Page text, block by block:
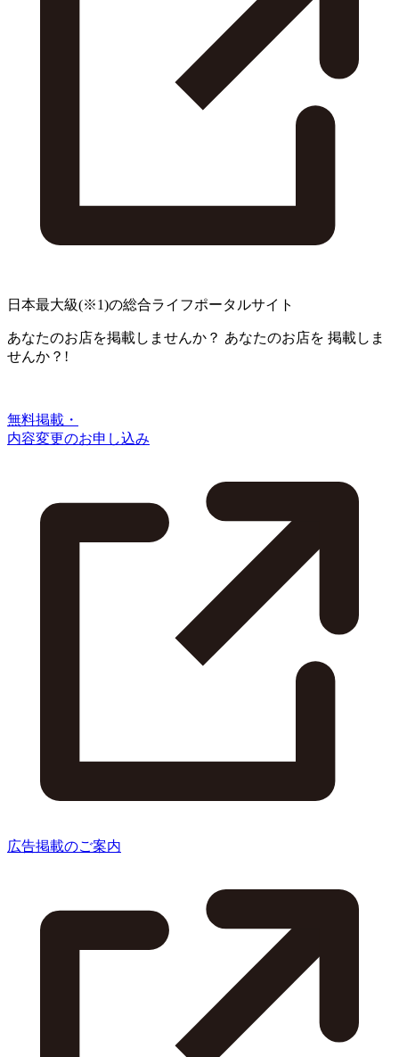
日本最大級(※1)の総合ライフポータルサイト
あなたのお店を掲載しませんか？ あなたのお店を 掲載しま
せんか？!
無料掲載・
内容変更のお申し込み
広告掲載のご案内